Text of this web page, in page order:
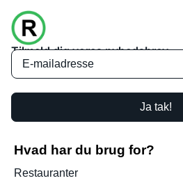
Tilmeld dig vores nyhedsbrev
Ja tak!
Hvad har du brug for?
Restauranter